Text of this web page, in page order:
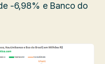
-6,98% e Banco do